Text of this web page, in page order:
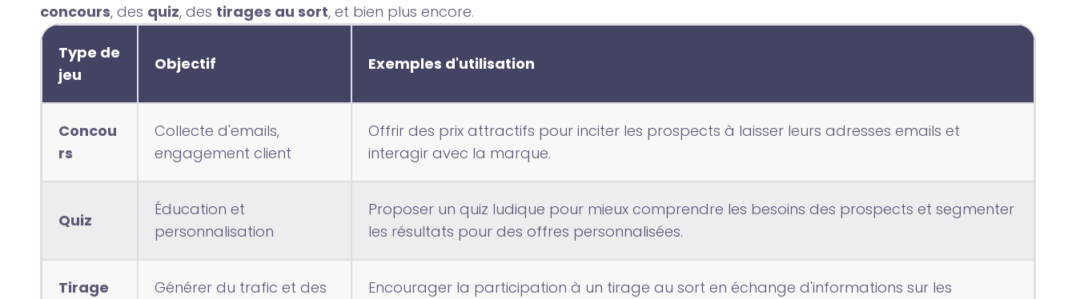
concours, des quiz, des tirages au sort, et bien plus encore.
Type de
jeu
Objectif Exemples d'utilisation
Concou
rs
Collecte d'emails,
engagement client
Offrir des prix attractifs pour inciter les prospects à laisser leurs adresses emails et
interagir avec la marque.
Quiz
Éducation et
personnalisation
Proposer un quiz ludique pour mieux comprendre les besoins des prospects et segmenter
les résultats pour des offres personnalisées.
Tirage
Générer du trafic et des
Encourager la participation à un tirage au sort en échange d'informations sur les